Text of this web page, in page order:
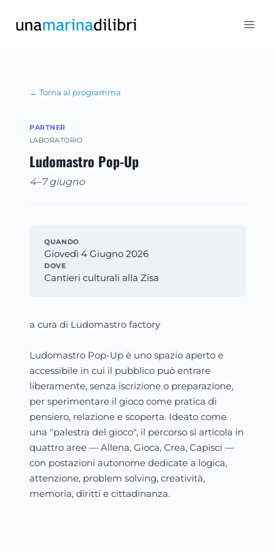
← Torna al programma
PARTNER
LABORATORIO
Ludomastro Pop-Up
4–7 giugno
QUANDO
Giovedì 4 Giugno 2026
DOVE
Cantieri culturali alla Zisa
a cura di Ludomastro factory
Ludomastro Pop-Up è uno spazio aperto e
accessibile in cui il pubblico può entrare
liberamente, senza iscrizione o preparazione,
per sperimentare il gioco come pratica di
pensiero, relazione e scoperta. Ideato come
una "palestra del gioco", il percorso si articola in
quattro aree — Allena, Gioca, Crea, Capisci —
con postazioni autonome dedicate a logica,
attenzione, problem solving, creatività,
memoria, diritti e cittadinanza.